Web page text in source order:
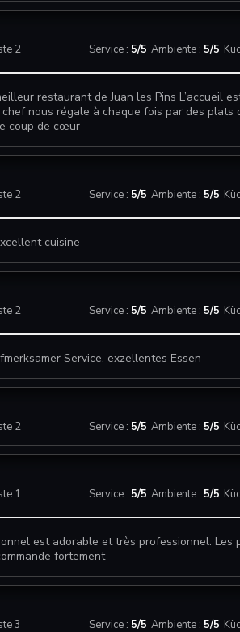
2 Service : 5/5 Ambiente : 5/5
restaurant de Juan les Pins L’accueil
nous régale à chaque fois par des plats
coup de cœur
2 Service : 5/5 Ambiente : 5/5
cuisine
2 Service : 5/5 Ambiente : 5/5
Service, exzellentes Essen
2 Service : 5/5 Ambiente : 5/5
1 Service : 5/5 Ambiente : 5/5
est adorable et très professionnel.
fortement
3 Service : 5/5 Ambiente : 5/5